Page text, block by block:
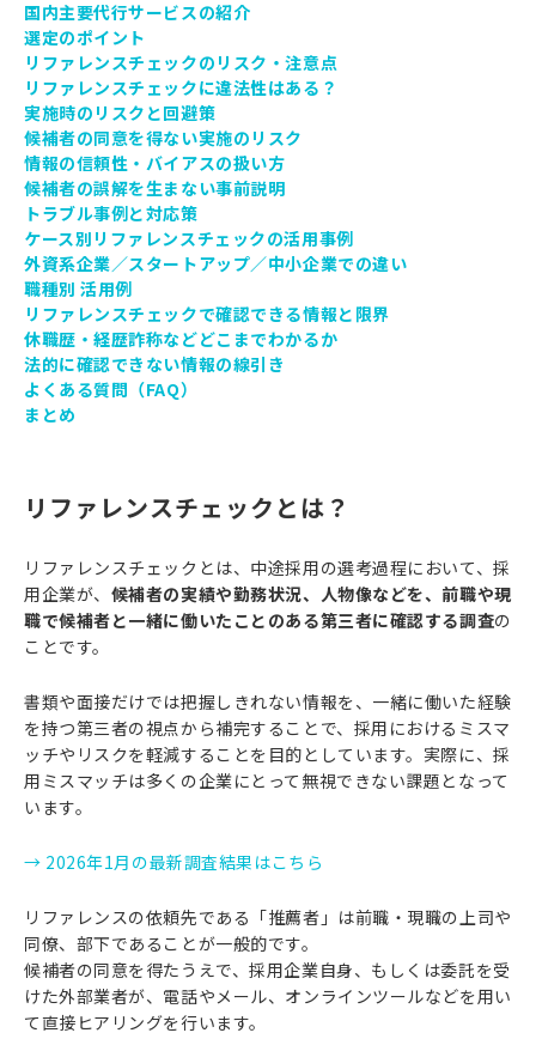
国内主要代行サービスの紹介
選定のポイント
リファレンスチェックのリスク・注意点
リファレンスチェックに違法性はある？
実施時のリスクと回避策
候補者の同意を得ない実施のリスク
情報の信頼性・バイアスの扱い方
候補者の誤解を生まない事前説明
トラブル事例と対応策
ケース別リファレンスチェックの活用事例
外資系企業／スタートアップ／中小企業での違い
職種別 活用例
リファレンスチェックで確認できる情報と限界
休職歴・経歴詐称などどこまでわかるか
法的に確認できない情報の線引き
よくある質問（FAQ）
まとめ
リファレンスチェックとは？
リファレンスチェックとは、中途採用の選考過程において、採
用企業が、 候補者の実績や勤務状況、人物像などを、前職や現
職で候補者と一緒に働いたことのある第三者に確認する調査の
ことです。
書類や面接だけでは把握しきれない情報を、一緒に働いた経験
を持つ第三者の視点から補完することで、採用におけるミスマ
ッチやリスクを軽減することを目的としています。実際に、採
用ミスマッチは多くの企業にとって無視できない課題となって
います。
→ 2026年1月の最新調査結果はこちら
リファレンスの依頼先である「推薦者」は前職・現職の上司や
同僚、部下であることが一般的です。
候補者の同意を得たうえで、採用企業自身、もしくは委託を受
けた外部業者が、電話やメール、オンラインツールなどを用い
て直接ヒアリングを行います。